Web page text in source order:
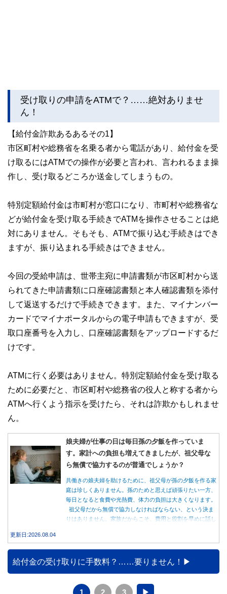
受け取りの申請をATMで？……絶対ありませ
ん！
【給付金詐欺あるあるその1】
市区町村や総務省を名乗る者から電話があり、給付金を受
け取るにはATMでの操作が必要と言われ、言われるまま操
作し、受け取るどころか送金してしまうもの。
特別定額給付金は市町村が窓口になり、市町村や総務省な
どが給付金を受け取る手続きでATMを操作させることは絶
対にありません。そもそも、ATMで振り込む手続きはでき
ますが、振り込まれる手続きはできません。
今回の受給申請は、世帯主宛に申請書類が市区町村から送
られてきた申請書類に口座確認書類と本人確認書類を添付
して返送するだけで手続きできます。また、マイナンバー
カードでマイナポータルからの電子申請もできますが、受
取口座番号を入力し、口座確認書類をアップロードするだ
けです。
ATMに行く必要はありません。特別定額給付金を受け取る
ために必要だと、市区町村や総務省の役人と称する者から
ATMへ行くよう指示を受けたら、それは詐欺かもしれませ
ん。
娘夫婦が仕事の日は毎日孫の夕飯を作っていま
す。家計への負担も増えてきましたが、祖父母な
ら無償で協力するのが普通でしょうか？
共働きの娘夫婦を助けるために、祖父母が孫の夕飯を作る家
庭は珍しくありません。孫のためと思えば頑張りたい一方、
毎日となると食費や光熱費、体力の負担は大きくなります。
祖父母だから無償で協力しなければならない、という決ま
りはありません。家族だからこそ、費用と役割を早めに話し
更新日:2026.08.04
給付金の受け取りに手数料？……要りません！
1 2 3 ▶